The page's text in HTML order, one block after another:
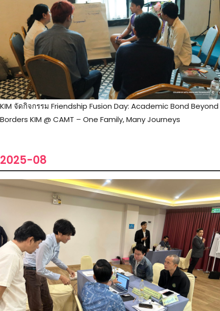
KIM จัดกิจกรรม Friendship Fusion Day: Academic Bond Beyond
Borders KIM @ CAMT – One Family, Many Journeys
2025-08